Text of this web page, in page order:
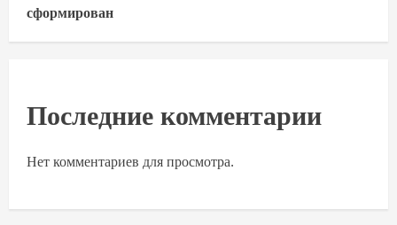
сформирован
Последние комментарии
Нет комментариев для просмотра.